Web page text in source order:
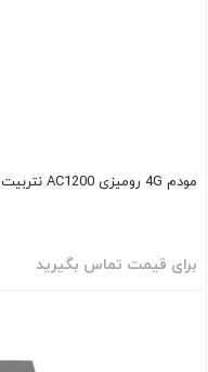
مودم 4G رومیزی AC1200 نتربیت NW-661D
برای قیمت تماس بگیرید